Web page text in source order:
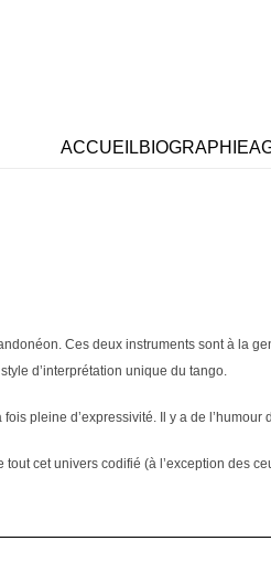
ACCUEILBIOGRAPHIE
Ces deux instruments sont à la
d’interprétation unique du tango.
pleine d’expressivité. Il y a de
cet univers codifié (à l’exception des